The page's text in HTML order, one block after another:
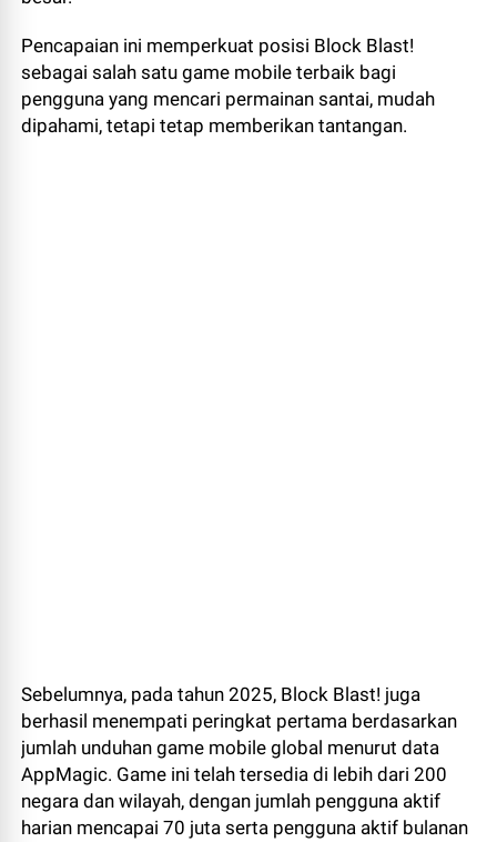
Pencapaian ini memperkuat posisi Block Blast!
sebagai salah satu game mobile terbaik bagi
pengguna yang mencari permainan santai, mudah
dipahami, tetapi tetap memberikan tantangan.
Sebelumnya, pada tahun 2025, Block Blast! juga
berhasil menempati peringkat pertama berdasarkan
jumlah unduhan game mobile global menurut data
AppMagic. Game ini telah tersedia di lebih dari 200
negara dan wilayah, dengan jumlah pengguna aktif
harian mencapai 70 juta serta pengguna aktif bulanan